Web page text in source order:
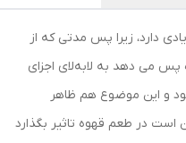
دارد، زیرا پس مدتی که از
آسیاب استفاده می‌کنیم روغنی که قهوه پس می‎ دهد به لابه‌لای اجزای
و این موضوع هم ظاهر
است در طعم قهوه تاثیر بگذارد